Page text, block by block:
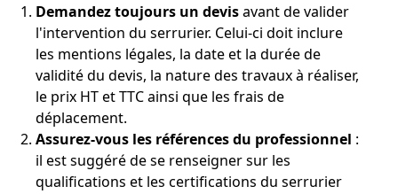
Demandez toujours un devisavant de valider
l'intervention du serrurier. Celui-ci doit inclure
les mentions légales, la date et la durée de
validité du devis, la nature des travaux à réaliser,
le prix HT et TTC ainsi que les frais de
déplacement.
Assurez-vous les références du professionnel :
il est suggéré de se renseigner sur les
qualifications et les certifications du serrurier